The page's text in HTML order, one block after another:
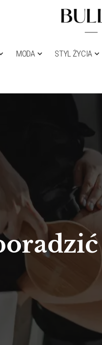
MODA STYL ŻYCIA